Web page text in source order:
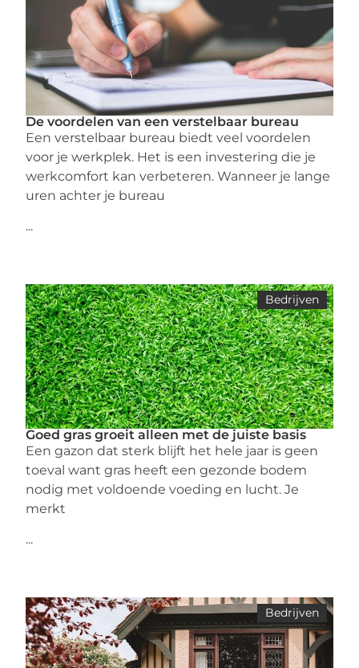
De voordelen van een verstelbaar bureau
Een verstelbaar bureau biedt veel voordelen
voor je werkplek. Het is een investering die je
werkcomfort kan verbeteren. Wanneer je lange
uren achter je bureau
...
Bedrijven
Goed gras groeit alleen met de juiste basis
Een gazon dat sterk blijft het hele jaar is geen
toeval want gras heeft een gezonde bodem
nodig met voldoende voeding en lucht. Je
merkt
...
Bedrijven